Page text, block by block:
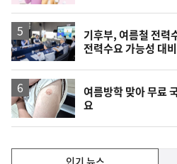
기후부, 여름철 전
전력수요 가능성 대비
여름방학 맞아 무료
요